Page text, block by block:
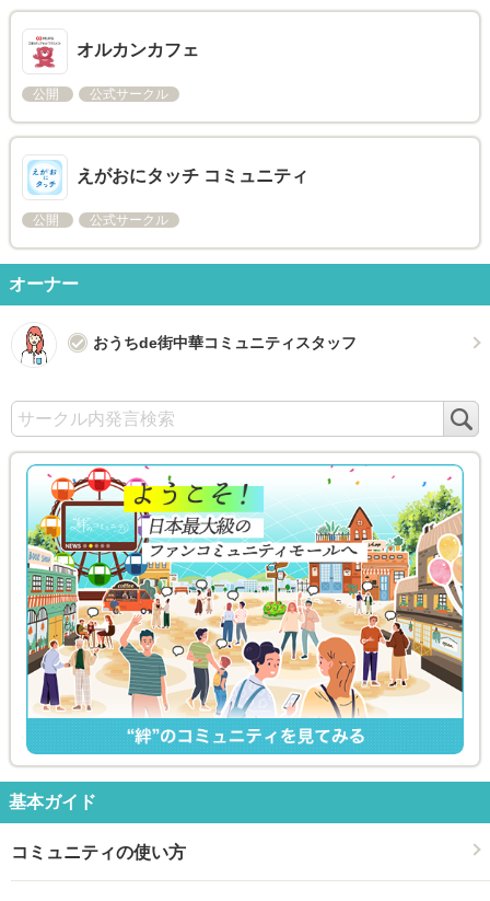
オルカンカフェ
公開 公式サークル
えがおにタッチ コミュニティ
公開 公式サークル
オーナー
おうちde街中華コミュニティスタッフ
基本ガイド
コミュニティの使い方